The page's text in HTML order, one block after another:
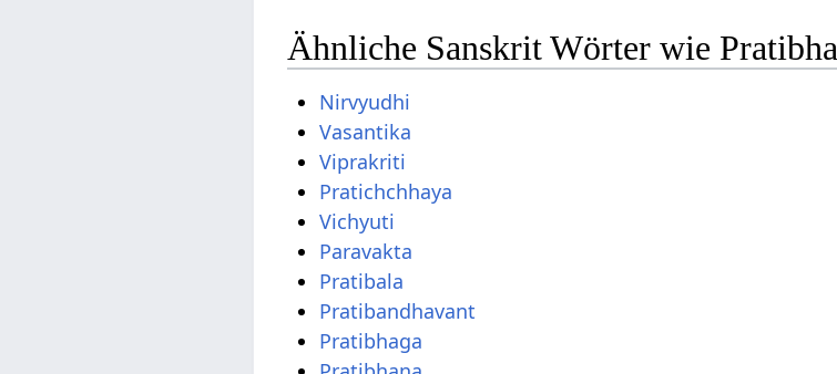
Ähnliche Sanskrit Wörter wie Pratibha
Nirvyudhi
Vasantika
Viprakriti
Pratichchhaya
Vichyuti
Paravakta
Pratibala
Pratibandhavant
Pratibhaga